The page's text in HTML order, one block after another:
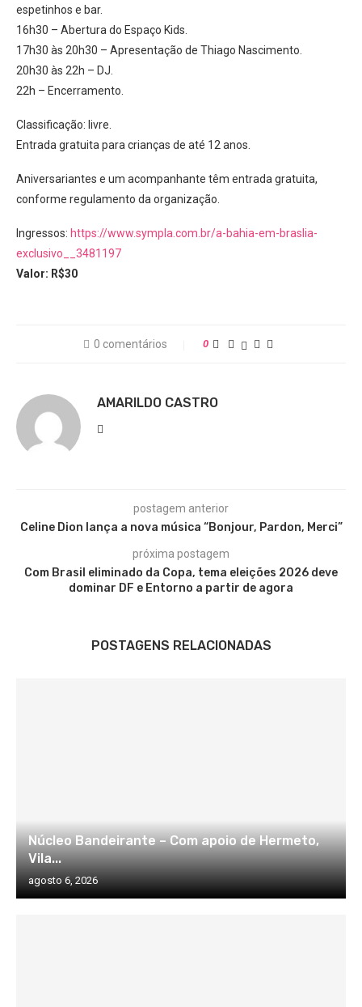
espetinhos e bar.
16h30 – Abertura do Espaço Kids.
17h30 às 20h30 – Apresentação de Thiago Nascimento.
20h30 às 22h – DJ.
22h – Encerramento.
Classificação: livre.
Entrada gratuita para crianças de até 12 anos.
Aniversariantes e um acompanhante têm entrada gratuita,
conforme regulamento da organização.
Ingressos: https://www.sympla.com.br/a-bahia-em-braslia-
exclusivo__3481197
Valor: R$30
0 comentários 0
AMARILDO CASTRO
postagem anterior
Celine Dion lança a nova música “Bonjour, Pardon, Merci”
próxima postagem
Com Brasil eliminado da Copa, tema eleições 2026 deve
dominar DF e Entorno a partir de agora
POSTAGENS RELACIONADAS
Núcleo Bandeirante – Com apoio de Hermeto,
Vila...
agosto 6, 2026